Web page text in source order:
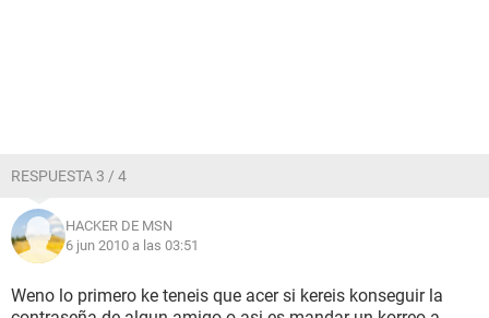
RESPUESTA 3 / 4
HACKER DE MSN
6 jun 2010 a las 03:51
Weno lo primero ke teneis que acer si kereis konseguir la